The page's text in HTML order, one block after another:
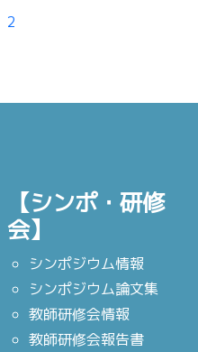
2
【シンポ・研修
会】
シンポジウム情報
シンポジウム論文集
教師研修会情報
教師研修会報告書